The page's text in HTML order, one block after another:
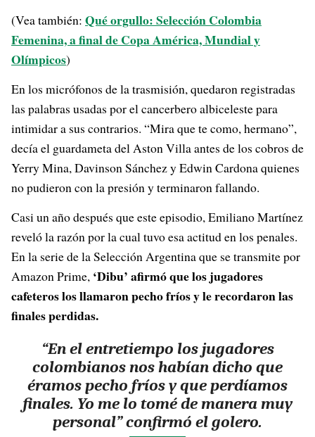
(Vea también: Qué orgullo: Selección Colombia
Femenina, a final de Copa América, Mundial y
Olímpicos)
En los micrófonos de la trasmisión, quedaron registradas
las palabras usadas por el cancerbero albiceleste para
intimidar a sus contrarios. “Mira que te como, hermano”,
decía el guardameta del Aston Villa antes de los cobros de
Yerry Mina, Davinson Sánchez y Edwin Cardona quienes
no pudieron con la presión y terminaron fallando.
Casi un año después que este episodio, Emiliano Martínez
reveló la razón por la cual tuvo esa actitud en los penales.
En la serie de la Selección Argentina que se transmite por
Amazon Prime, ‘Dibu’ afirmó que los jugadores
cafeteros los llamaron pecho fríos y le recordaron las
finales perdidas.
“En el entretiempo los jugadores
colombianos nos habían dicho que
éramos pecho fríos y que perdíamos
finales. Yo me lo tomé de manera muy
personal” confirmó el golero.